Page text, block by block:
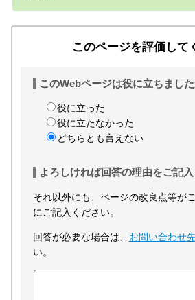
このページを評価して
このWebページは役に立ちました
役に立った
役に立たなかった
どちらとも言えない
よろしければ回答の理由をご記
それ以外にも、ページの改良点等が
にご記入ください。
回答が必要な場合は、 お問い合わせ
い。